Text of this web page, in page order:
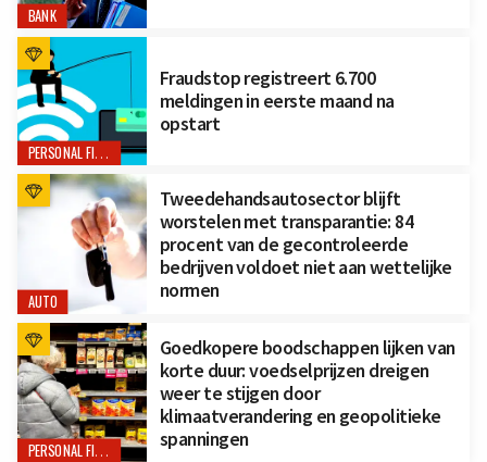
BANK
PERSONAL FINANCE
Fraudstop registreert 6.700
meldingen in eerste maand na
opstart
AUTO
Tweedehandsautosector blijft
worstelen met transparantie: 84
procent van de gecontroleerde
bedrijven voldoet niet aan wettelijke
normen
PERSONAL FINANCE
Goedkopere boodschappen lijken van
korte duur: voedselprijzen dreigen
weer te stijgen door
klimaatverandering en geopolitieke
spanningen